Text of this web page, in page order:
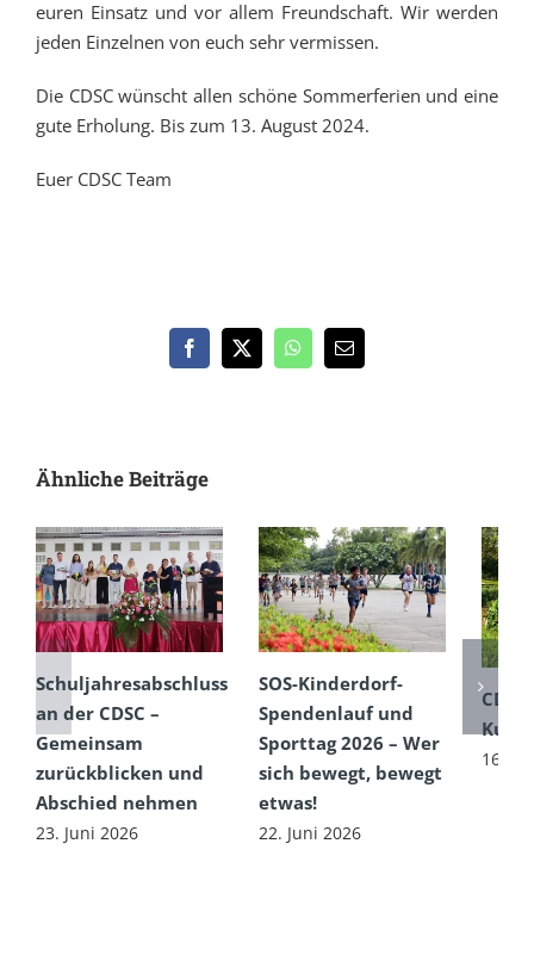
euren Einsatz und vor allem Freundschaft. Wir werden
jeden Einzelnen von euch sehr vermissen.
Die CDSC wünscht allen schöne Sommerferien und eine
gute Erholung. Bis zum 13. August 2024.
Euer CDSC Team
Facebook
X WhatsApp
E-
Ähnliche Beiträge
Schuljahresabschluss
an der CDSC –
Gemeinsam
zurückblicken und
Abschied nehmen
23. Juni 2026
SOS-Kinderdorf-
Spendenlauf und
Sporttag 2026 – Wer
sich bewegt, bewegt
etwas!
22. Juni 2026
CDSC
16.